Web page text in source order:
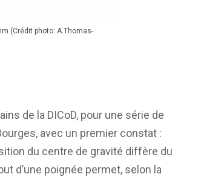
(Crédit photo: A.Thomas-
de la DICoD, pour une série de
avec un premier constat :
du centre de gravité diffère du
d’une poignée permet, selon la